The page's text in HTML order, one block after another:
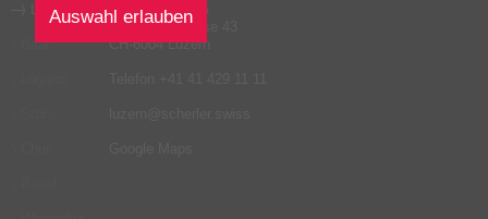
Luzern
Baar
SCHERLER AG
Friedentalstrasse 43
CH-6004 Luzern